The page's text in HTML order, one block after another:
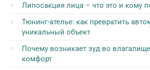
Липосакция лица – что это и кому
Тюнинг-ателье: как превратить
уникальный объект
Почему возникает зуд во
комфорт